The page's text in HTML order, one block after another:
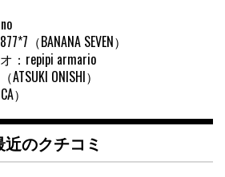
（BANANA SEVEN）
：repipi armario
ONISHI）
）
近のクチコミ